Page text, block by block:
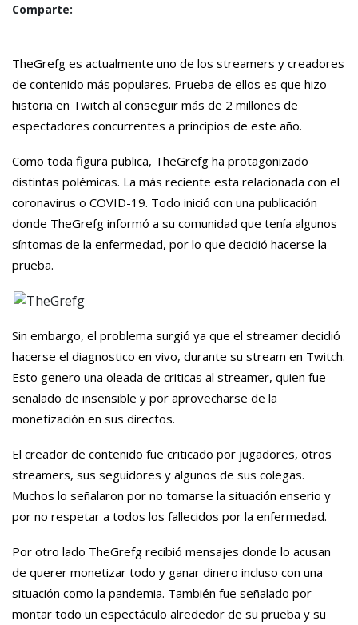
Comparte:
TheGrefg es actualmente uno de los streamers y creadores
de contenido más populares. Prueba de ellos es que hizo
historia en Twitch al conseguir más de 2 millones de
espectadores concurrentes a principios de este año.
Como toda figura publica, TheGrefg ha protagonizado
distintas polémicas. La más reciente esta relacionada con el
coronavirus o COVID-19. Todo inició con una publicación
donde TheGrefg informó a su comunidad que tenía algunos
síntomas de la enfermedad, por lo que decidió hacerse la
prueba.
Sin embargo, el problema surgió ya que el streamer decidió
hacerse el diagnostico en vivo, durante su stream en Twitch.
Esto genero una oleada de criticas al streamer, quien fue
señalado de insensible y por aprovecharse de la
monetización en sus directos.
El creador de contenido fue criticado por jugadores, otros
streamers, sus seguidores y algunos de sus colegas.
Muchos lo señalaron por no tomarse la situación enserio y
por no respetar a todos los fallecidos por la enfermedad.
Por otro lado TheGrefg recibió mensajes donde lo acusan
de querer monetizar todo y ganar dinero incluso con una
situación como la pandemia. También fue señalado por
montar todo un espectáculo alrededor de su prueba y su